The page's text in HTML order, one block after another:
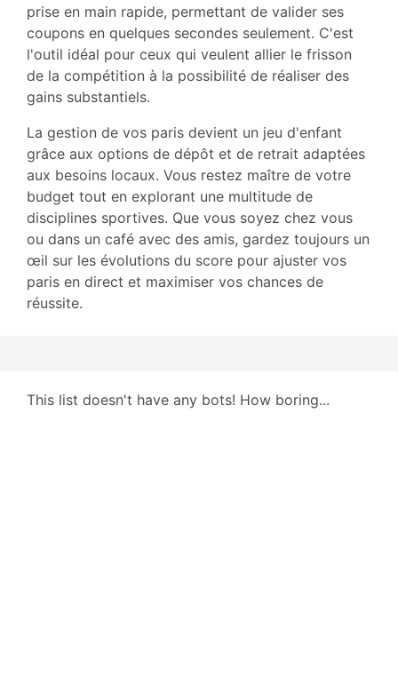
prise en main rapide, permettant de valider ses
coupons en quelques secondes seulement. C'est
l'outil idéal pour ceux qui veulent allier le frisson
de la compétition à la possibilité de réaliser des
gains substantiels.
La gestion de vos paris devient un jeu d'enfant
grâce aux options de dépôt et de retrait adaptées
aux besoins locaux. Vous restez maître de votre
budget tout en explorant une multitude de
disciplines sportives. Que vous soyez chez vous
ou dans un café avec des amis, gardez toujours un
œil sur les évolutions du score pour ajuster vos
paris en direct et maximiser vos chances de
réussite.
This list doesn't have any bots! How boring...